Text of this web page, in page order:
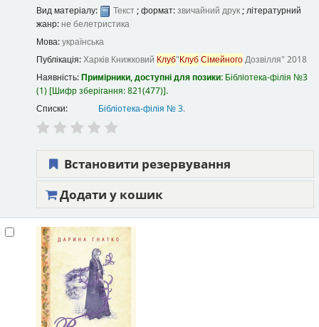
Вид матеріалу: Текст; формат:звичайний друк; літературний
жанр: не белетристика
Мова:українська
Публікація:Харків Книжковий Клуб"КлубСімейногоДозвілля" 2018
Наявність:Примірники, доступні для позики: Бібліотека-філія №3
(1) Шифр зберігання:821(477) .
Списки:
Бібліотека-філія № 3.
Встановити резервування
Додати у кошик